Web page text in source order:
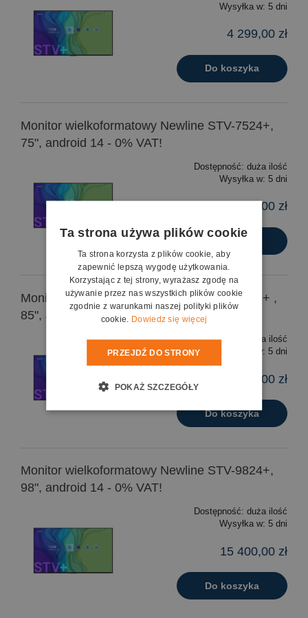
Wysyłka w: 5 dni
4 299,00 zł
Do koszyka
Monitor wielkoformatowy Newline STV-7524+,
75", android 14 - 0% VAT!
Dostępność: duża ilość
Wysyłka w: 5 dni
5 400,00 zł
Do koszyka
Monitor wielkoformatowy Newline STV-8524+ ,
85", android 14 - 0% VAT!
Dostępność:
duża ilość
Wysyłka w: 5 dni
6 900,00 zł
Do koszyka
Monitor wielkoformatowy Newline STV-9824+,
98", android 14 - 0% VAT!
Dostępność: duża ilość
Wysyłka w: 5 dni
15 400,00 zł
Do koszyka
Ta strona używa plików cookie
Ta strona korzysta z plików cookie, aby
zapewnić lepszą wygodę użytkowania.
Korzystając z tej strony, wyrażasz zgodę na
używanie przez nas wszystkich plików cookie
zgodnie z warunkami naszej polityki plików
cookie. Dowiedz się więcej
PRZEJDŹ DO STRONY
POKAŻ SZCZEGÓŁY